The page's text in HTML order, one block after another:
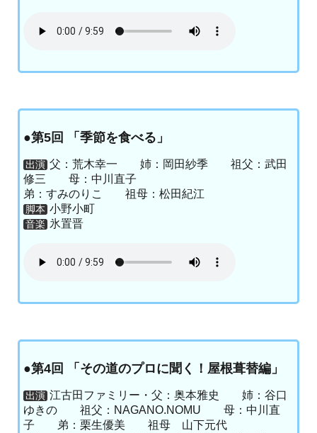
●第5回 「季節を食べる」
出演 父：荒木幸一 姉：岡田紗季 祖父：武田
修三 母：中川直子
弟：すみのりこ 祖母：松田紀江
脚本 小野小町
音楽 氷置晋
●第4回 「その道のプロに聞く！屋根葺替編」
出演 江古田ファミリー・父：奥本雅史 姉：谷口
ゆきの 祖父：NAGANO.NOMU 母：中川直
子 弟：栗生優美 祖母 山下元代